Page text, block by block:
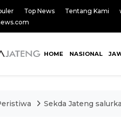
Top News Tentang Kami
HOME NASIONAL
Sekda Jateng